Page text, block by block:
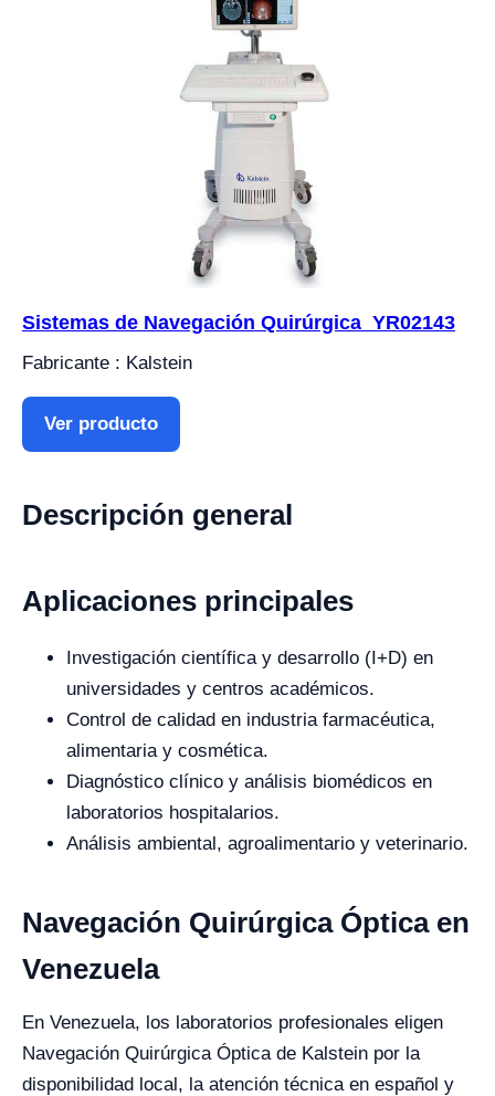
Sistemas de Navegación Quirúrgica YR02143
Fabricante : Kalstein
Ver producto
Descripción general
Aplicaciones principales
Investigación científica y desarrollo (I+D) en
universidades y centros académicos.
Control de calidad en industria farmacéutica,
alimentaria y cosmética.
Diagnóstico clínico y análisis biomédicos en
laboratorios hospitalarios.
Análisis ambiental, agroalimentario y veterinario.
Navegación Quirúrgica Óptica en
Venezuela
En Venezuela, los laboratorios profesionales eligen
Navegación Quirúrgica Óptica de Kalstein por la
disponibilidad local, la atención técnica en español y